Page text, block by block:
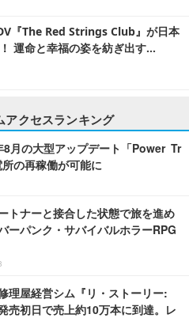
『The Red Strings Club』が日本
運命と幸福の姿を紡ぎ出す…
アクセスランキング
8月の大型アップデート「Power Tr
の再稼働が可能に
トナーと接合した状態で旅を進め
ーパンク・サバイバルホラーRPG
理屋経営シム『リ・ストーリー:
売初日で売上約10万本に到達。レ